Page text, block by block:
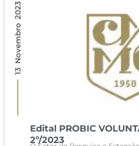
Edital PROBIC
2º/2023
13 Novembro 2023